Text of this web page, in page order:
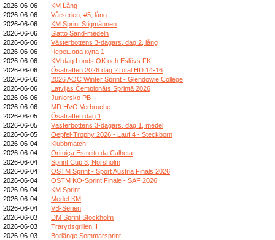
2026-06-06
KM Lång
2026-06-06
Vårserien, #5, lång
2026-06-06
KM Sprint Stigmännen
2026-06-06
Slättö Sand-medeln
2026-06-06
Västerbottens 3-dagars, dag 2, lång
2026-06-06
Черешова купа 1
2026-06-06
KM dag Lunds OK och Eslövs FK
2026-06-06
Ösaträffen 2026 dag 2Total HD 14-16
2026-06-06
2026 AOC Winter Sprint - Glendowie College
2026-06-06
Latvijas Čempionāts Sprintā 2026
2026-06-06
Juniorsko PB
2026-06-06
MD HVO Verbruche
2026-06-05
Ösaträffen dag 1
2026-06-05
Västerbottens 3-dagars, dag 1, medel
2026-06-05
Oepfel-Trophy 2026 - Lauf 4 - Steckborn
2026-06-04
Klubbmatch
2026-06-04
Oritoiça Estreito da Calheta
2026-06-04
Sprint Cup 3, Norsholm
2026-06-04
ÖSTM Sprint - Sport Austria Finals 2026
2026-06-04
ÖSTM KO-Sprint Finale - SAF 2026
2026-06-04
KM Sprint
2026-06-04
Medel-KM
2026-06-04
VB-Serien
2026-06-03
DM Sprint Stockholm
2026-06-03
Trarydsgrillen II
2026-06-03
Borlänge Sommarsprint